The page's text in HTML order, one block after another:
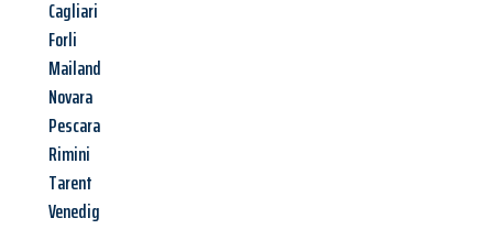
Cagliari
Forli
Mailand
Novara
Pescara
Rimini
Tarent
Venedig